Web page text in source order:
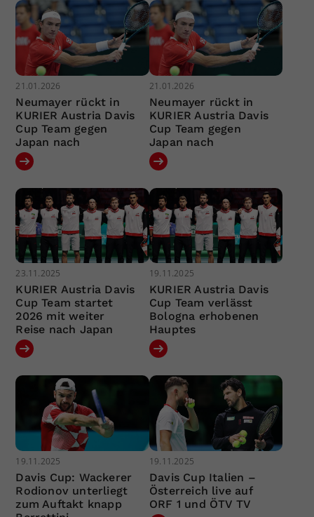
21.01.2026
Neumayer rückt in
KURIER Austria Davis
Cup Team gegen
Japan nach
21.01.2026
Neumayer rückt in
KURIER Austria Davis
Cup Team gegen
Japan nach
23.11.2025
KURIER Austria Davis
Cup Team startet
2026 mit weiter
Reise nach Japan
19.11.2025
KURIER Austria Davis
Cup Team verlässt
Bologna erhobenen
Hauptes
19.11.2025
Davis Cup: Wackerer
Rodionov unterliegt
zum Auftakt knapp
19.11.2025
Davis Cup Italien –
Österreich live auf
ORF 1 und ÖTV TV